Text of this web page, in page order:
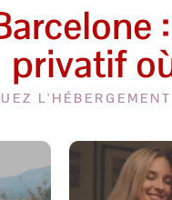
privatif